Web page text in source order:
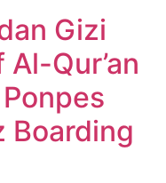
Gizi
Qur’an
Boarding